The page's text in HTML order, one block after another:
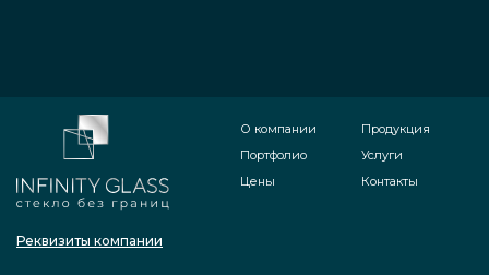
Реквизиты компании
О компании
Портфолио
Цены
Продукция
Услуги
Контакты